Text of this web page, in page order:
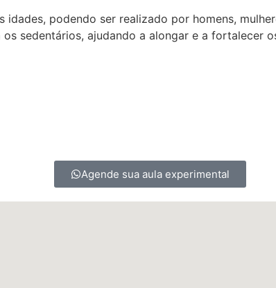
idades, podendo ser realizado por homens,
sedentários, ajudando a alongar e a fortalecer
Agende sua aula experimental